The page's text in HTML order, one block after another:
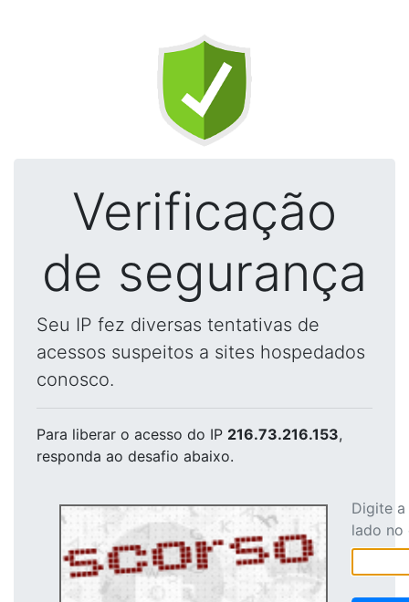
Verificação
de segurança
Seu IP fez diversas tentativas de
acessos suspeitos a sites hospedados
conosco.
Para liberar o acesso do IP 216.73.216.153,
responda ao desafio abaixo.
Digite
lado no